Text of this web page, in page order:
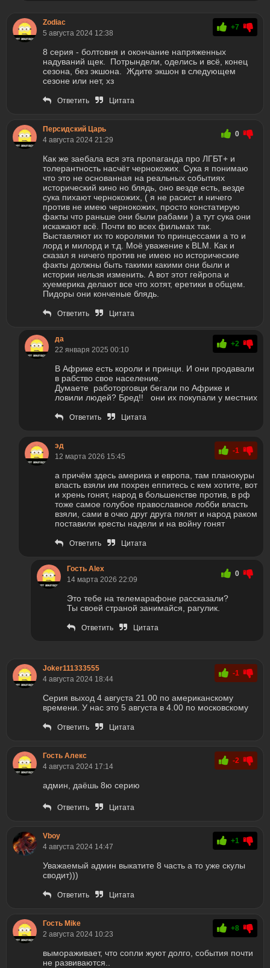
Zodiac
5 августа 2024 12:38
+7
8 серия - болтовня и окончание напряженных
надуваний щек. Потрындели, оделись и всё, конец
сезона, без экшона. Ждите экшон в следующем
сезоне или нет, хз
Ответить Цитата
Персидский Царь
4 августа 2024 21:29
0
Как же заебала вся эта пропаганда про ЛГБТ+ и
толерантность насчёт чернокожих. Сука я понимаю
что это не основанная на реальных событиях
исторический кино но блядь, оно везде есть, везде
сука пихают чернокожих, ( я не расист и ничего
против не имею чернокожих, просто констатирую
факты что раньше они были рабами ) а тут сука они
искажают всё. Почти во всех фильмах так.
Выставляют их то королями то принцессами а то и
лорд и милорд и т.д. Моё уважение к BLM. Как и
сказал я ничего против не имею но исторические
факты должны быть такими какими они были и
истории нельзя изменить. А вот этот гейропа и
хуемерика делают все что хотят, еретики в общем.
Пидоры они конченые блядь.
Ответить Цитата
да
22 января 2025 00:10
+2
В Африке есть короли и принци. И они продавали
в рабство свое население.
Думаете работорговци бегали по Африке и
ловили людей? Бред!! они их покупали у местних
Ответить Цитата
эд
12 марта 2026 15:45
-1
а причём здесь америка и европа, там планокуры
власть взяли им похрен еппитесь с кем хотите, вот
и хрень гонят, народ в большенстве против, в рф
тоже самое голубое православное лобби власть
взяли, сами в очко друг друга пялят и народ раком
поставили кресты надели и на войну гонят
Ответить Цитата
Гость Alex
14 марта 2026 22:09
0
Это тебе на телемарафоне рассказали?
Ты своей страной занимайся, рагулик.
Ответить Цитата
Joker111333555
4 августа 2024 18:44
-1
Серия выход 4 августа 21.00 по американскому
времени. У нас это 5 августа в 4.00 по московскому
Ответить Цитата
Гость Алекс
4 августа 2024 17:14
-2
админ, даёшь 8ю серию
Ответить Цитата
Vboy
4 августа 2024 14:47
+1
Уважаемый админ выкатите 8 часть а то уже скулы
сводит)))
Ответить Цитата
Гость Mike
2 августа 2024 10:23
+8
вымораживает, что сопли жуют долго, события почти
не развиваются..